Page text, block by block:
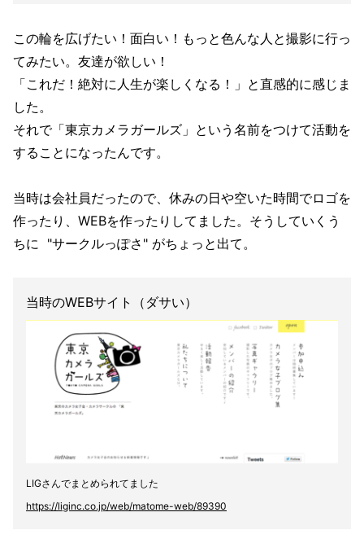
この輪を広げたい！面白い！もっと色んな人と撮影に行っ
てみたい。友達が欲しい！
「これだ！絶対に人生が楽しくなる！」と直感的に感じま
した。
それで「東京カメラガールズ」という名前をつけて活動を
することになったんです。
当時は会社員だったので、休みの日や空いた時間でロゴを
作ったり、WEBを作ったりしてました。そうしていくう
ちに "サークルっぽさ" がちょっと出て。
当時のWEBサイト（ダサい）
LIGさんでまとめられてました
https://liginc.co.jp/web/matome-web/89390